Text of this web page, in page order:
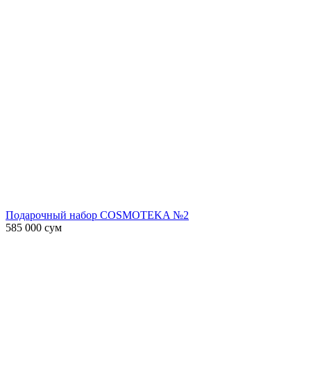
Подарочный набор COSMOTEKA №2
585 000 сум